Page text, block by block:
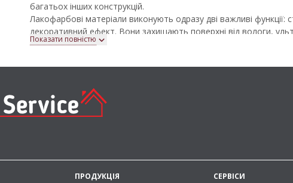
багатьох інших конструкцій.
Лакофарбові матеріали виконують одразу дві важливі
декоративний ефект. Вони захищають поверхні від вологи,
пошкоджень та інших негативних факторів, одночасно
У магазині FarbaService представлений широкий вибір
продукції, завдяки чому кожен товар зберігає свої технічні
Асортимент сучасних лакофарбових
У каталозі FarbaService представлені різні види фарб, лаків та
Найпопулярніші види лакофарбових матеріалів
Показати повністю
ПРОДУКЦІЯ
СЕРВІСИ